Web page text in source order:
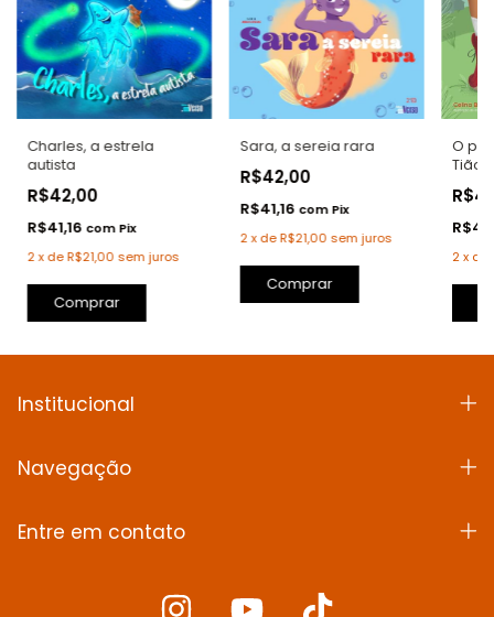
Charles, a estrela
autista
R$42,00
R$41,16 comPix
2 xdeR$21,00 sem juros
Comprar
Sara, a sereia rara
R$42,00
R$41,16 com Pix
2 xdeR$21,00 sem juros
Comprar
O
Tião:
2x de
Institucional
Navegação
Entre em contato